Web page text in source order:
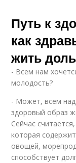
Путь к
как
жить
- Всем нам
молодость?
- Может, всем
здоровый образ
Сейчас
которая
овощей,
способствует